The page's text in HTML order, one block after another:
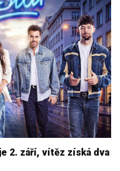
2. září, vítěz získá dva